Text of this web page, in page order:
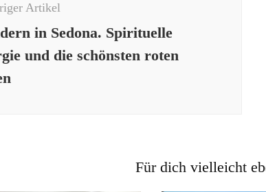
Artikel
in Sedona. Spirituelle
und die schönsten roten
Für dich vielleicht